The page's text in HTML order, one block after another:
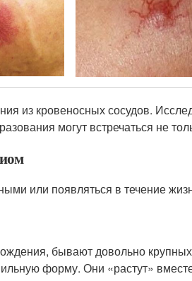
из кровеносных сосудов.
могут встречаться не
или появляться в течение
бывают довольно
форму. Они «растут»